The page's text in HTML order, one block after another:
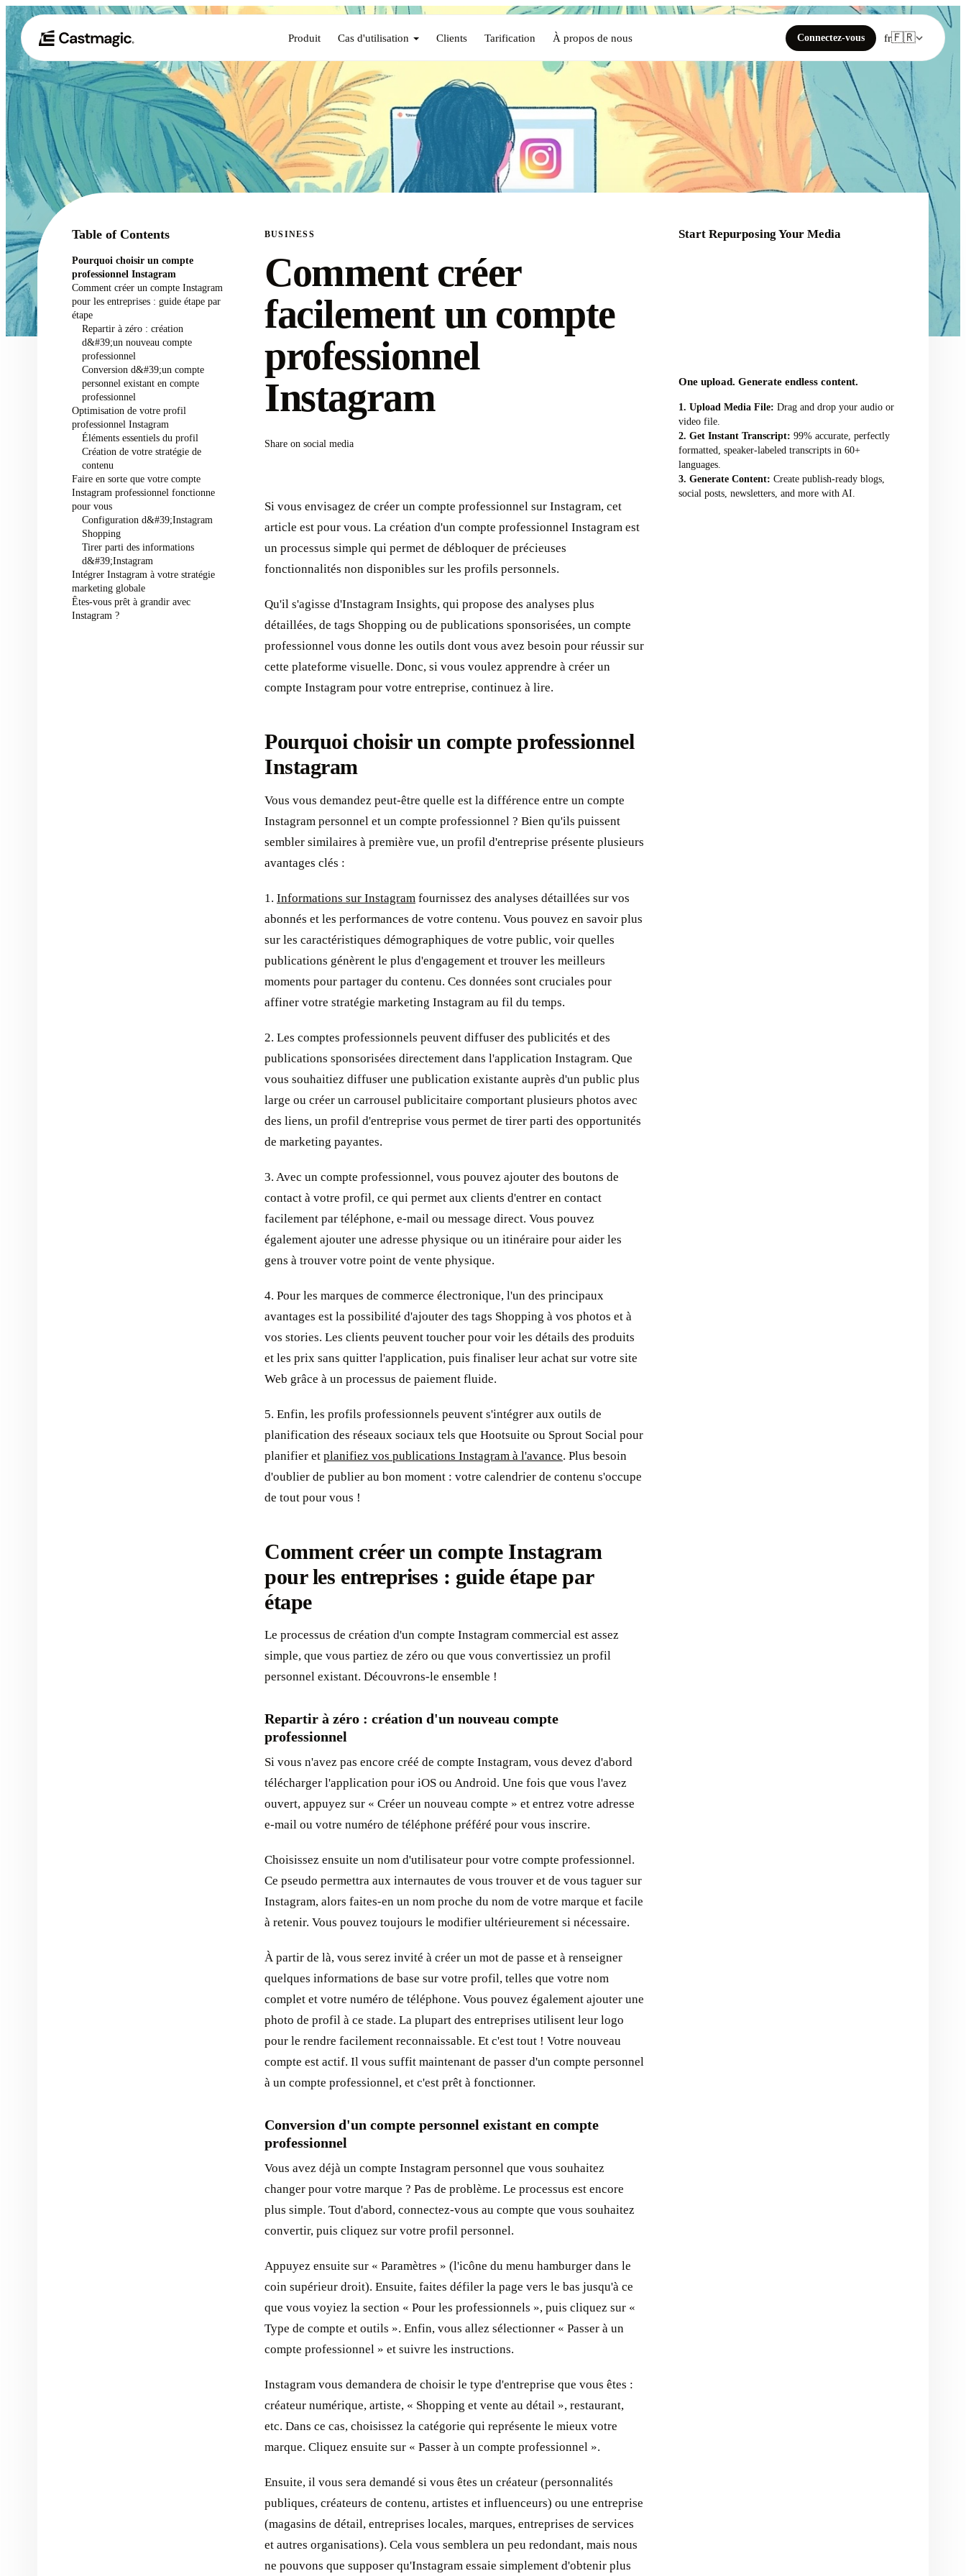
Produit Cas d'utilisation Clients Tarification À propos de nous Connectez-vous fr🇫🇷
Table of Contents
Pourquoi choisir un compte
professionnel Instagram
Comment créer un compte Instagram
pour les entreprises : guide étape par
étape
Repartir à zéro : création
d&#39;un nouveau compte
professionnel
Conversion d&#39;un compte
personnel existant en compte
professionnel
Optimisation de votre profil
professionnel Instagram
Éléments essentiels du profil
Création de votre stratégie de
contenu
Faire en sorte que votre compte
Instagram professionnel fonctionne
pour vous
Configuration d&#39;Instagram
Shopping
Tirer parti des informations
d&#39;Instagram
Intégrer Instagram à votre stratégie
marketing globale
Êtes-vous prêt à grandir avec
Instagram ?
BUSINESS
Comment créer
facilement un compte
professionnel
Instagram
Share on social media
Si vous envisagez de créer un compte professionnel sur Instagram, cet
article est pour vous. La création d'un compte professionnel Instagram est
un processus simple qui permet de débloquer de précieuses
fonctionnalités non disponibles sur les profils personnels.
Qu'il s'agisse d'Instagram Insights, qui propose des analyses plus
détaillées, de tags Shopping ou de publications sponsorisées, un compte
professionnel vous donne les outils dont vous avez besoin pour réussir sur
cette plateforme visuelle. Donc, si vous voulez apprendre à créer un
compte Instagram pour votre entreprise, continuez à lire.
Pourquoi choisir un compte professionnel
Instagram
Vous vous demandez peut-être quelle est la différence entre un compte
Instagram personnel et un compte professionnel ? Bien qu'ils puissent
sembler similaires à première vue, un profil d'entreprise présente plusieurs
avantages clés :
1. Informations sur Instagram fournissez des analyses détaillées sur vos
abonnés et les performances de votre contenu. Vous pouvez en savoir plus
sur les caractéristiques démographiques de votre public, voir quelles
publications génèrent le plus d'engagement et trouver les meilleurs
moments pour partager du contenu. Ces données sont cruciales pour
affiner votre stratégie marketing Instagram au fil du temps.
2. Les comptes professionnels peuvent diffuser des publicités et des
publications sponsorisées directement dans l'application Instagram. Que
vous souhaitiez diffuser une publication existante auprès d'un public plus
large ou créer un carrousel publicitaire comportant plusieurs photos avec
des liens, un profil d'entreprise vous permet de tirer parti des opportunités
de marketing payantes.
3. Avec un compte professionnel, vous pouvez ajouter des boutons de
contact à votre profil, ce qui permet aux clients d'entrer en contact
facilement par téléphone, e-mail ou message direct. Vous pouvez
également ajouter une adresse physique ou un itinéraire pour aider les
gens à trouver votre point de vente physique.
4. Pour les marques de commerce électronique, l'un des principaux
avantages est la possibilité d'ajouter des tags Shopping à vos photos et à
vos stories. Les clients peuvent toucher pour voir les détails des produits
et les prix sans quitter l'application, puis finaliser leur achat sur votre site
Web grâce à un processus de paiement fluide.
5. Enfin, les profils professionnels peuvent s'intégrer aux outils de
planification des réseaux sociaux tels que Hootsuite ou Sprout Social pour
planifier et planifiez vos publications Instagram à l'avance. Plus besoin
d'oublier de publier au bon moment : votre calendrier de contenu s'occupe
de tout pour vous !
Comment créer un compte Instagram
pour les entreprises : guide étape par
étape
Le processus de création d'un compte Instagram commercial est assez
simple, que vous partiez de zéro ou que vous convertissiez un profil
personnel existant. Découvrons-le ensemble !
Repartir à zéro : création d'un nouveau compte
professionnel
Si vous n'avez pas encore créé de compte Instagram, vous devez d'abord
télécharger l'application pour iOS ou Android. Une fois que vous l'avez
ouvert, appuyez sur « Créer un nouveau compte » et entrez votre adresse
e-mail ou votre numéro de téléphone préféré pour vous inscrire.
Choisissez ensuite un nom d'utilisateur pour votre compte professionnel.
Ce pseudo permettra aux internautes de vous trouver et de vous taguer sur
Instagram, alors faites-en un nom proche du nom de votre marque et facile
à retenir. Vous pouvez toujours le modifier ultérieurement si nécessaire.
À partir de là, vous serez invité à créer un mot de passe et à renseigner
quelques informations de base sur votre profil, telles que votre nom
complet et votre numéro de téléphone. Vous pouvez également ajouter une
photo de profil à ce stade. La plupart des entreprises utilisent leur logo
pour le rendre facilement reconnaissable. Et c'est tout ! Votre nouveau
compte est actif. Il vous suffit maintenant de passer d'un compte personnel
à un compte professionnel, et c'est prêt à fonctionner.
Conversion d'un compte personnel existant en compte
professionnel
Vous avez déjà un compte Instagram personnel que vous souhaitez
changer pour votre marque ? Pas de problème. Le processus est encore
plus simple. Tout d'abord, connectez-vous au compte que vous souhaitez
convertir, puis cliquez sur votre profil personnel.
Appuyez ensuite sur « Paramètres » (l'icône du menu hamburger dans le
coin supérieur droit). Ensuite, faites défiler la page vers le bas jusqu'à ce
que vous voyiez la section « Pour les professionnels », puis cliquez sur «
Type de compte et outils ». Enfin, vous allez sélectionner « Passer à un
compte professionnel » et suivre les instructions.
Instagram vous demandera de choisir le type d'entreprise que vous êtes :
créateur numérique, artiste, « Shopping et vente au détail », restaurant,
etc. Dans ce cas, choisissez la catégorie qui représente le mieux votre
marque. Cliquez ensuite sur « Passer à un compte professionnel ».
Ensuite, il vous sera demandé si vous êtes un créateur (personnalités
publiques, créateurs de contenu, artistes et influenceurs) ou une entreprise
(magasins de détail, entreprises locales, marques, entreprises de services
et autres organisations). Cela vous semblera un peu redondant, mais nous
ne pouvons que supposer qu'Instagram essaie simplement d'obtenir plus
Start Repurposing Your Media
One upload. Generate endless content.
Upload Media File: Drag and drop your audio or
video file.
Get Instant Transcript: 99% accurate, perfectly
formatted, speaker-labeled transcripts in 60+
languages.
Generate Content: Create publish-ready blogs,
social posts, newsletters, and more with AI.